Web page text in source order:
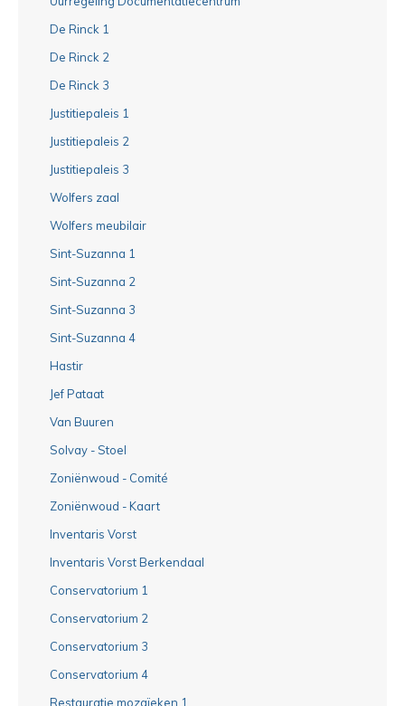
De Rinck 1
De Rinck 2
De Rinck 3
Justitiepaleis 1
Justitiepaleis 2
Justitiepaleis 3
Wolfers zaal
Wolfers meubilair
Sint-Suzanna 1
Sint-Suzanna 2
Sint-Suzanna 3
Sint-Suzanna 4
Hastir
Jef Pataat
Van Buuren
Solvay - Stoel
Zoniënwoud - Comité
Zoniënwoud - Kaart
Inventaris Vorst
Inventaris Vorst Berkendaal
Conservatorium 1
Conservatorium 2
Conservatorium 3
Conservatorium 4
Restauratie mozaïeken 1